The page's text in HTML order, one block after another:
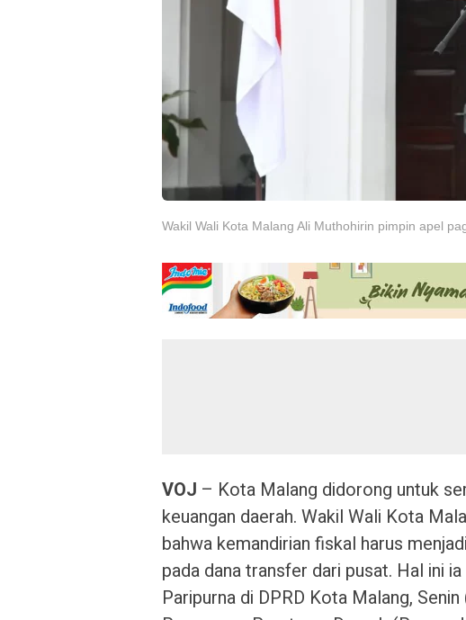
Wakil Wali Kota Malang Ali Muthohirin pimpin apel
VOJ – Kota Malang didorong untuk
keuangan daerah. Wakil Wali Kota
bahwa kemandirian fiskal harus
pada dana transfer dari pusat. Hal ini
Paripurna di DPRD Kota Malang,